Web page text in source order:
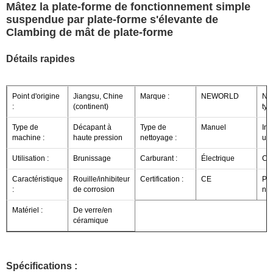
Mâtez la plate-forme de fonctionnement simple
suspendue par plate-forme s'élevante de
Clambing de mât de plate-forme
Détails rapides
Point d'origine
:
Jiangsu, Chine
(continent)
Marque : NEWORLD
Type de
machine :
Décapant à
haute pression
Type de
nettoyage :
Manuel
Utilisation : Brunissage Carburant : Électrique
Caractéristique
:
Rouille/inhibiteur
de corrosion
Certification : CE
Matériel :
De verre/en
céramique
Spécifications :